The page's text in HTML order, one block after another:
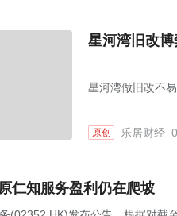
星河湾旧改
星河湾做旧改不易
原创 乐居财经
仁知服务盈利仍在爬坡